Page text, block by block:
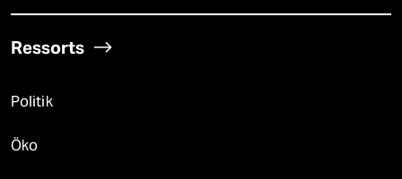
Ressorts
Politik
Öko